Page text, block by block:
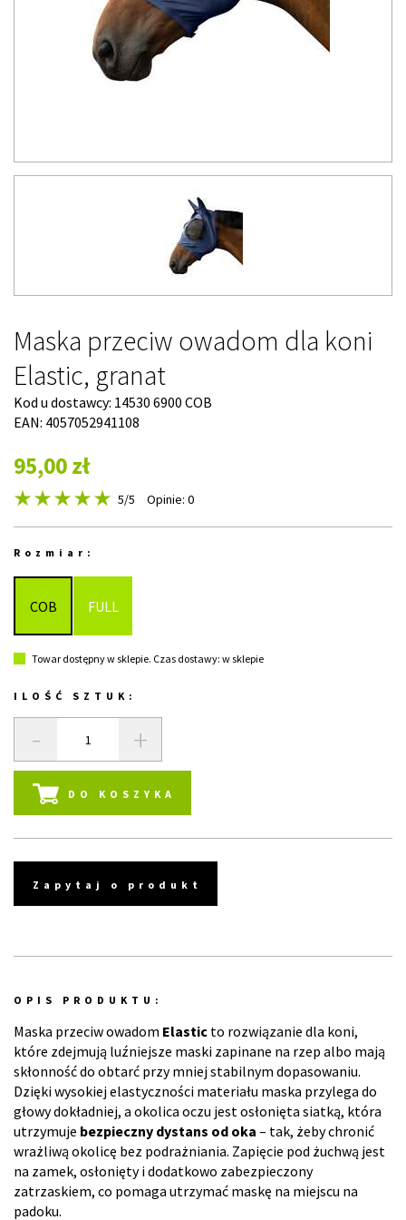
Maska przeciw owadom dla koni
Elastic, granat
Kod u dostawcy: 14530 6900 COB
EAN: 4057052941108
95,00 zł
5/5 Opinie: 0
Rozmiar:
COB FULL
Towar dostępny w sklepie. Czas dostawy: w sklepie
ILOŚĆ SZTUK:
- +
DO KOSZYKA
Zapytaj o produkt
OPIS PRODUKTU:
Maska przeciw owadom Elastic to rozwiązanie dla koni,
które zdejmują luźniejsze maski zapinane na rzep albo mają
skłonność do obtarć przy mniej stabilnym dopasowaniu.
Dzięki wysokiej elastyczności materiału maska przylega do
głowy dokładniej, a okolica oczu jest osłonięta siatką, która
utrzymuje bezpieczny dystans od oka – tak, żeby chronić
wrażliwą okolicę bez podrażniania. Zapięcie pod żuchwą jest
na zamek, osłonięty i dodatkowo zabezpieczony
zatrzaskiem, co pomaga utrzymać maskę na miejscu na
padoku.